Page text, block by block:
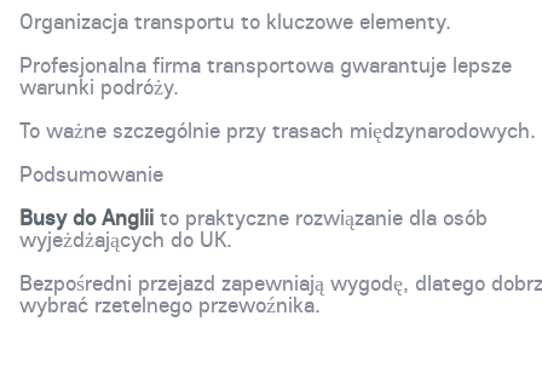
Organizacja transportu to kluczowe elementy.
Profesjonalna firma transportowa gwarantuje lepsze
warunki podróży.
To ważne szczególnie przy trasach międzynarodowych.
Podsumowanie
Busy do Anglii to praktyczne rozwiązanie dla osób
wyjeżdżających do UK.
Bezpośredni przejazd zapewniają wygodę, dlatego
wybrać rzetelnego przewoźnika.